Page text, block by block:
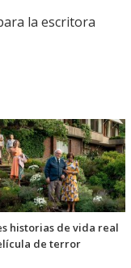
la escritora
historias de vida real
de terror